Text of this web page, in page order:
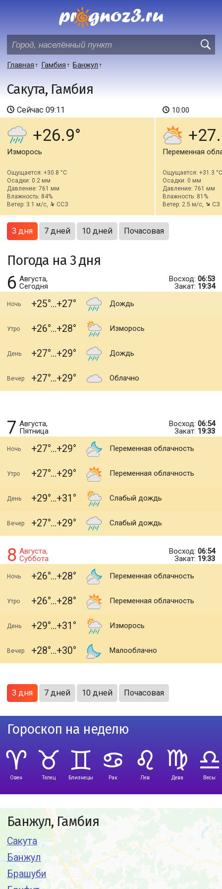
Главная Гамбия Банжул
Сакута, Гамбия
Сейчас 09:11
+26.9
Изморось
Ощущается: +30.8 °C
Осадки: 0.2 мм
Давление: 761 мм
Влажность: 84%
Ветер: 3.1 м/с,
ССЗ
10:00
Переменная
Ощущается: +31.3 °C
Осадки: 0 мм
Давление: 761 мм
Влажность: 81%
Ветер: 2.5 м/с,
СЗ
3 дня 7 дней 10 дней Почасовая
Погода на 3 дня
6 Августа,
Сегодня
Восход: 06:53
Закат: 19:34
Ночь +25 +27 Дождь
Утро +26 +28 Изморось
День +27 +29 Дождь
Вечер +27 +29 Облачно
7 Августа,
Пятница
Восход: 06:54
Закат: 19:33
Ночь +27 +29 Переменная облачность
Утро +27 +29 Переменная облачность
День +29 +31 Слабый дождь
Вечер +27 +29 Слабый дождь
8 Августа,
Суббота
Восход: 06:54
Закат: 19:33
Ночь +26 +28 Переменная облачность
Утро +26 +28 Переменная облачность
День +29 +31 Изморось
Вечер +28 +30 Малооблачно
3 дня 7 дней 10 дней Почасовая
Гороскоп на неделю
Овен Телец Близнецы Рак Лев Дева Весы
Банжул, Гамбия
Сакута
Банжул
Брашуби